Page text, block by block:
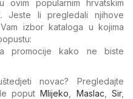
popularnim hrvatskim
. Jeste li pregledali njihove
izbor kataloga u kojima
promocije kako ne biste
novac? Pregledajte
poputMlijeko Maslac ,Sir,